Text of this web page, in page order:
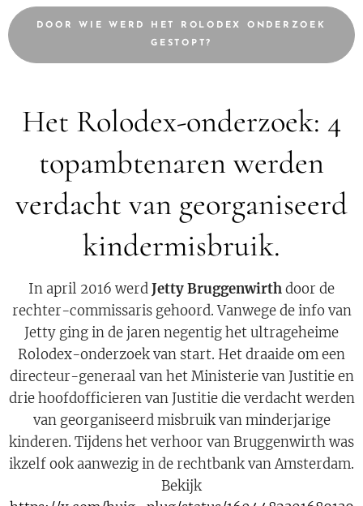
DOOR WIE WERD HET ROLODEX ONDERZOEK
GESTOPT?
Het Rolodex-onderzoek: 4
topambtenaren werden
verdacht van georganiseerd
kindermisbruik.
In april 2016 werdJetty Bruggenwirthdoor de
rechter-commissaris gehoord. Vanwege de info van
Jetty ging in de jaren negentig het ultrageheime
Rolodex-onderzoek van start. Het draaide om een
directeur-generaal van het Ministerie van Justitie en
drie hoofdofficieren van Justitie die verdacht werden
van georganiseerd misbruik van minderjarige
kinderen. Tijdens het verhoor van Bruggenwirth was
ikzelf ook aanwezig in de rechtbank van Amsterdam.
Bekijk